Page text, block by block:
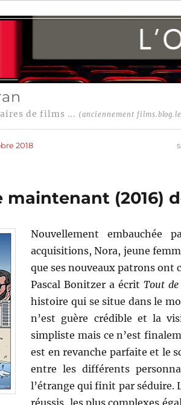
de films ... (anciennement
2018
maintenant (2016)
Nouvellement
acquisitions, Nora, jeune
que ses nouveaux patrons ont
Pascal Bonitzer a écritTout
histoire qui se situe dans le
n’est guère crédible et la
simpliste mais ce n’est
est en revanche parfaite et le
entre les différents
l’étrange qui finit par séduire.
réussis, les plus complexes